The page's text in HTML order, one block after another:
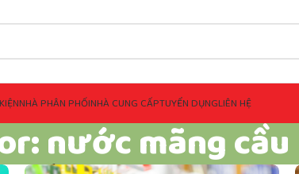
NHÀ PHÂN PHỐINHÀ CUNG CẤPTUYỂN DỤNGLIÊN HỆ
nước mãng cầu